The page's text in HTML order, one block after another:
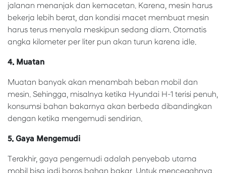
jalanan menanjak dan kemacetan. Karena, mesin harus
bekerja lebih berat, dan kondisi macet membuat mesin
harus terus menyala meskipun sedang diam. Otomatis
angka kilometer per liter pun akan turun karena idle.
4. Muatan
Muatan banyak akan menambah beban mobil dan
mesin. Sehingga, misalnya ketika Hyundai H-1 terisi penuh,
konsumsi bahan bakarnya akan berbeda dibandingkan
dengan ketika mengemudi sendirian.
5. Gaya Mengemudi
Terakhir, gaya pengemudi adalah penyebab utama
mobil bisa jadi boros bahan bakar. Untuk mencegahnya,